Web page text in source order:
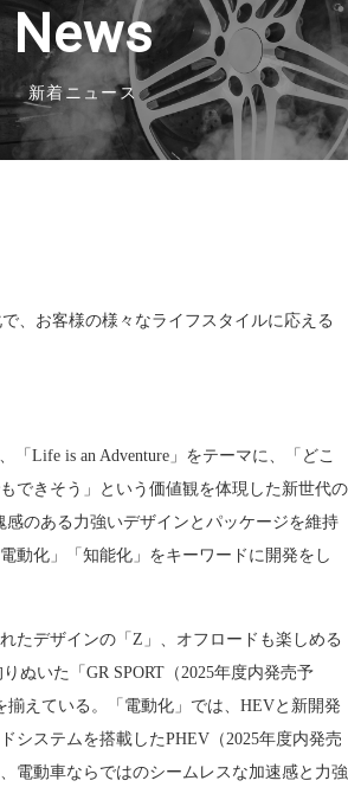
News
新着ニュース
、お客様の様々なライフスタイルに応える
「Life is an Adventure」をテーマに、「どこ
できそう」という価値観を体現した新世代の
感のある力強いデザインとパッケージを維持
動化」「知能化」をキーワードに開発をし
たデザインの「Z」、オフロードも楽しめる
りぬいた「GR SPORT（2025年度内発売予
揃えている。「電動化」では、HEVと新開発
システムを搭載したPHEV（2025年度内発売
電動車ならではのシームレスな加速感と力強